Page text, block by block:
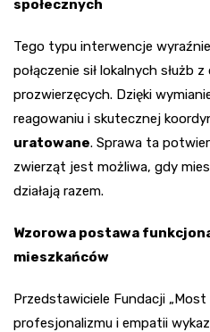
społecznych
Tego typu interwencje
połączenie sił lokalnych służb
prozwierzęcych. Dzięki
reagowaniu i skutecznej
uratowane. Sprawa ta
zwierząt jest możliwa, gdy
działają razem.
Wzorowa postawa
mieszkańców
Przedstawiciele Fundacji „Most
profesjonalizmu i empatii